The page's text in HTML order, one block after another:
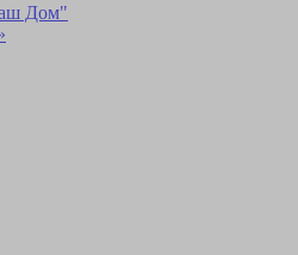
Дом"